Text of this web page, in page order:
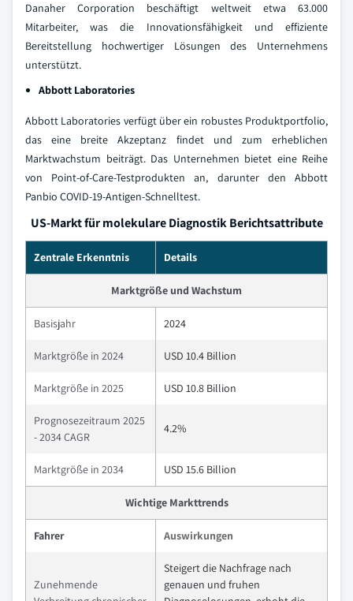
Danaher Corporation beschäftigt weltweit etwa 63.000
Mitarbeiter, was die Innovationsfähigkeit und effiziente
Bereitstellung hochwertiger Lösungen des Unternehmens
unterstützt.
Abbott Laboratories
Abbott Laboratories verfügt über ein robustes Produktportfolio,
das eine breite Akzeptanz findet und zum erheblichen
Marktwachstum beiträgt. Das Unternehmen bietet eine Reihe
von Point-of-Care-Testprodukten an, darunter den Abbott
Panbio COVID-19-Antigen-Schnelltest.
US-Markt für molekulare Diagnostik Berichtsattribute
Zentrale Erkenntnis Details
Marktgröße und Wachstum
Basisjahr 2024
Marktgröße in 2024 USD 10.4 Billion
Marktgröße in 2025 USD 10.8 Billion
Prognosezeitraum 2025
- 2034 CAGR
4.2%
Marktgröße in 2034 USD 15.6 Billion
Wichtige Markttrends
Fahrer Auswirkungen
Zunehmende
Steigert die Nachfrage nach
genauen und fruhen